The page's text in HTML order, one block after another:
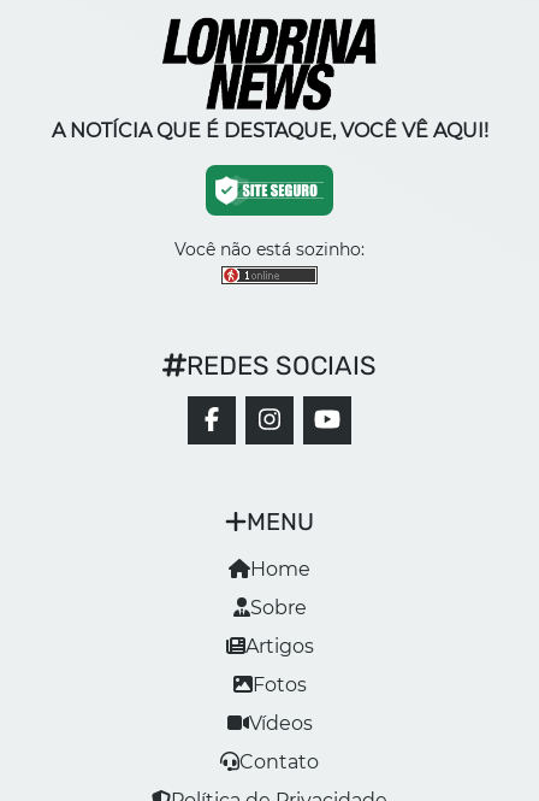
A NOTÍCIA QUE É DESTAQUE, VOCÊ VÊ AQUI!
Você não está sozinho:
MENU
Home
Sobre
Artigos
Fotos
Vídeos
Contato
REDES SOCIAIS